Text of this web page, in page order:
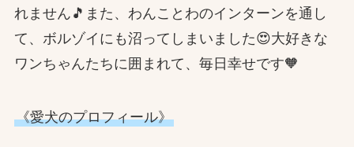
れません🎵また、わんことわのインターンを通し
て、ボルゾイにも沼ってしまいました😍大好きな
ワンちゃんたちに囲まれて、毎日幸せです🧡
《愛犬のプロフィール》